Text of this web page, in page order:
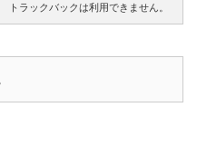
トラックバックは利用できません。